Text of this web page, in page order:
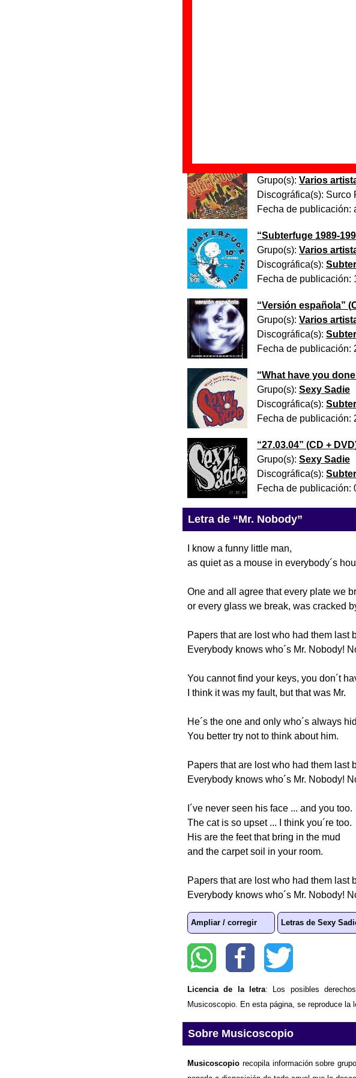
“Surcosound!!” (CD
Grupo(s): Varios
Discográfica(s): Surco
Fecha de publicación:
“Subterfuge 1989-
Grupo(s): Varios
Discográfica(s):
Fecha de publicación:
“Versión española” (
Grupo(s): Varios
Discográfica(s):
Fecha de publicación:
“What have you
Grupo(s): Sexy Sadie
Discográfica(s):
Fecha de publicación:
“27.03.04” (CD + DVD
Grupo(s): Sexy Sadie
Discográfica(s):
Fecha de publicación:
Letra de “Mr. Nobody”
I know a funny little man,
as quiet as a mouse in everybody´s
One and all agree that every plate we
or every glass we break, was cracked
Papers that are lost who had them last
Everybody knows who´s Mr. Nobody!
You cannot find your keys, you don´t
I think it was my fault, but that was Mr.
He´s the one and only who´s always
You better try not to think about him.
Papers that are lost who had them last
Everybody knows who´s Mr. Nobody!
I´ve never seen his face ... and you too.
The cat is so upset ... I think you´re too.
His are the feet that bring in the mud
and the carpet soil in your room.
Papers that are lost who had them last
Everybody knows who´s Mr. Nobody!
Ampliar / corregir Letras de Sexy
Licencia de la letra: Los posibles
Musicoscopio. En esta página, se reproduce la
Sobre Musicoscopio
Musicoscopio recopila información sobre